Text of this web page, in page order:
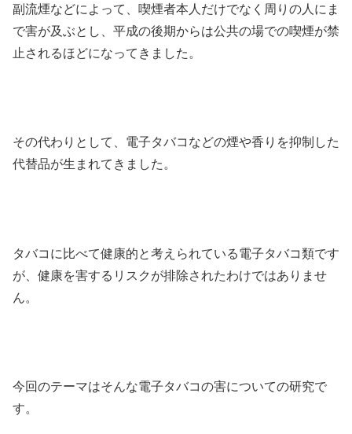
副流煙などによって、喫煙者本人だけでなく周りの人にま
で害が及ぶとし、平成の後期からは公共の場での喫煙が禁
止されるほどになってきました。
その代わりとして、電子タバコなどの煙や香りを抑制した
代替品が生まれてきました。
タバコに比べて健康的と考えられている電子タバコ類です
が、健康を害するリスクが排除されたわけではありませ
ん。
今回のテーマはそんな電子タバコの害についての研究で
す。